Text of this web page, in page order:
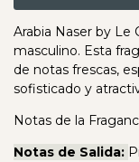
Arabia Naser by Le
masculino. Esta
de notas frescas,
sofisticado y
Notas de la
Notas de Salida: